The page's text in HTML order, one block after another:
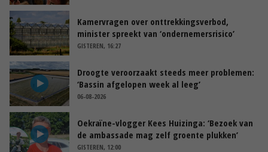
Kamervragen over onttrekkingsverbod,
minister spreekt van ‘ondernemersrisico’
GISTEREN, 16:27
Droogte veroorzaakt steeds meer problemen:
‘Bassin afgelopen week al leeg’
06-08-2026
Oekraïne-vlogger Kees Huizinga: ‘Bezoek van
de ambassade mag zelf groente plukken’
GISTEREN, 12:00